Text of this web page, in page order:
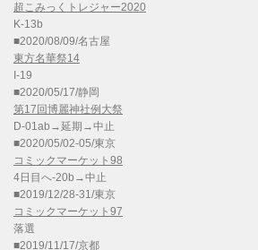
超こみっくトレジャー2020
K-13b
■2020/08/09/名古屋
東方名華祭14
I-19
■2020/05/17/静岡
第17回博麗神社例大祭
D-01ab→延期→中止
■2020/05/02-05/東京
コミックマーケット98
4日目へ-20b→中止
■2019/12/28-31/東京
コミックマーケット97
落選
■2019/11/17/京都